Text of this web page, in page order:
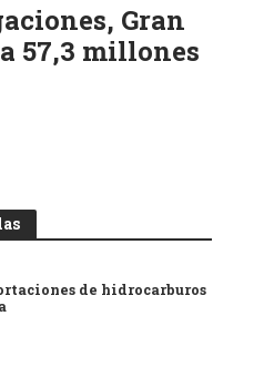
Gran
57,3 millones
de hidrocarburos